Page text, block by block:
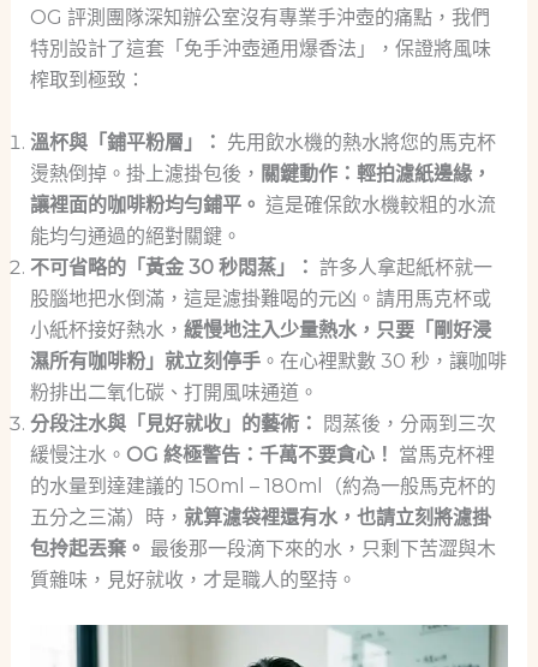
OG 評測團隊深知辦公室沒有專業手沖壺的痛點，我們
特別設計了這套「免手沖壺通用爆香法」，保證將風味
榨取到極致：
溫杯與「鋪平粉層」： 先用飲水機的熱水將您的馬克杯
燙熱倒掉。掛上濾掛包後， 關鍵動作：輕拍濾紙邊緣，
讓裡面的咖啡粉均勻鋪平。 這是確保飲水機較粗的水流
能均勻通過的絕對關鍵。
不可省略的「黃金 30 秒悶蒸」： 許多人拿起紙杯就一
股腦地把水倒滿，這是濾掛難喝的元凶。請用馬克杯或
小紙杯接好熱水， 緩慢地注入少量熱水，只要「剛好浸
濕所有咖啡粉」就立刻停手。在心裡默數 30 秒，讓咖啡
粉排出二氧化碳、打開風味通道。
分段注水與「見好就收」的藝術：
悶蒸後，分兩到三次
緩慢注水。 OG 終極警告：千萬不要貪心！ 當馬克杯裡
的水量到達建議的 150ml – 180ml（約為一般馬克杯的
五分之三滿）時， 就算濾袋裡還有水，也請立刻將濾掛
包拎起丟棄。 最後那一段滴下來的水，只剩下苦澀與木
質雜味，見好就收，才是職人的堅持。